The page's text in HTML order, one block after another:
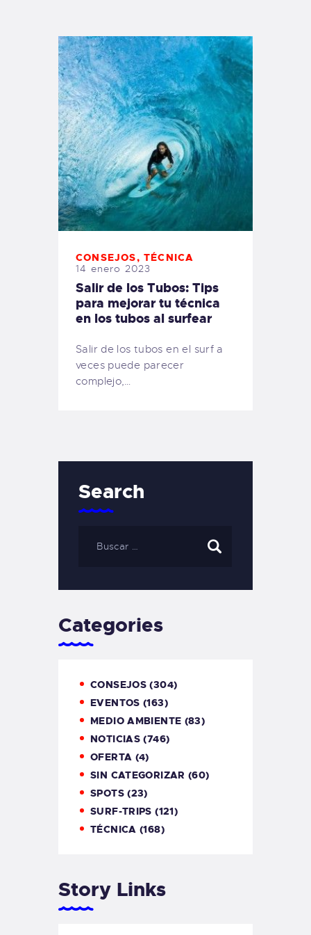
PEDIDOS
CONSEJOS,TÉCNICA
14 enero 2023
Salir de los Tubos: Tips
para mejorar tu técnica
en los tubos al surfear
Salir de los tubos en el surf a
veces puede parecer
complejo,…
Search
Categories
CONSEJOS (304)
EVENTOS (163)
MEDIO AMBIENTE (83)
NOTICIAS (746)
OFERTA (4)
SIN CATEGORIZAR (60)
SPOTS(23)
SURF-TRIPS (121)
TÉCNICA (168)
Story Links